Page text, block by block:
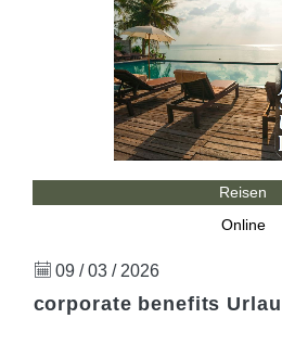
Reisen
Online
09 / 03 / 2026
corporate benefits